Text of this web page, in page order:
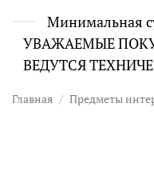
Минимальная
УВАЖАЕМЫЕ
ВЕДУТСЯ
Главная Предметы